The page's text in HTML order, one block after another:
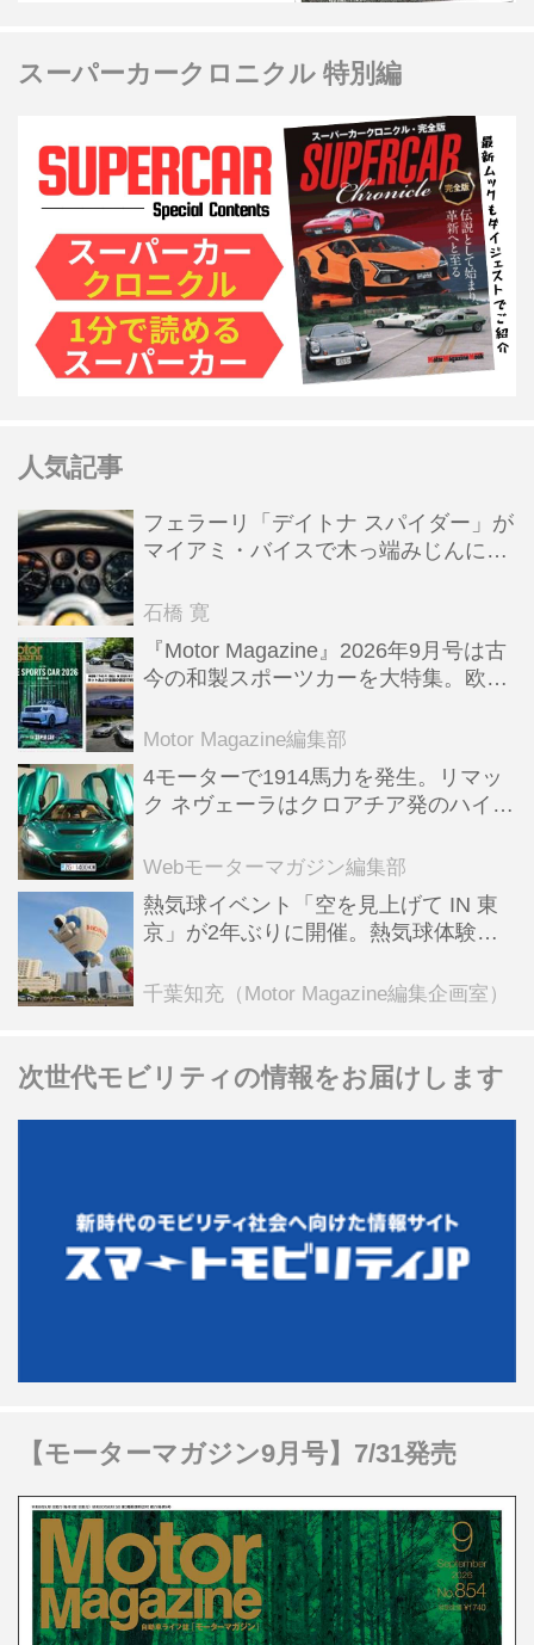
スーパーカークロニクル 特別編
人気記事
フェラーリ「デイトナ スパイダー」が
マイアミ・バイスで木っ端みじんにな
石橋 寛
『Motor Magazine』2026年9月号は古
今の和製スポーツカーを大特集。欧州
Motor Magazine編集部
4モーターで1914馬力を発生。リマッ
ク ネヴェーラはクロアチア発のハイパ
全版／115】
Webモーターマガジン編集部
熱気球イベント「空を見上げて IN 東
京」が2年ぶりに開催。熱気球体験搭
ンテンツも
千葉知充（Motor Magazine編集企画室）
次世代モビリティの情報をお届けします
【モーターマガジン9月号】7/31発売